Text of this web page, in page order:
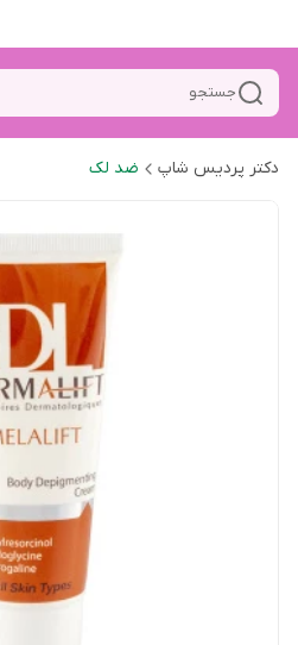
جستجو
دکتر پردیس شاپ ضد لک